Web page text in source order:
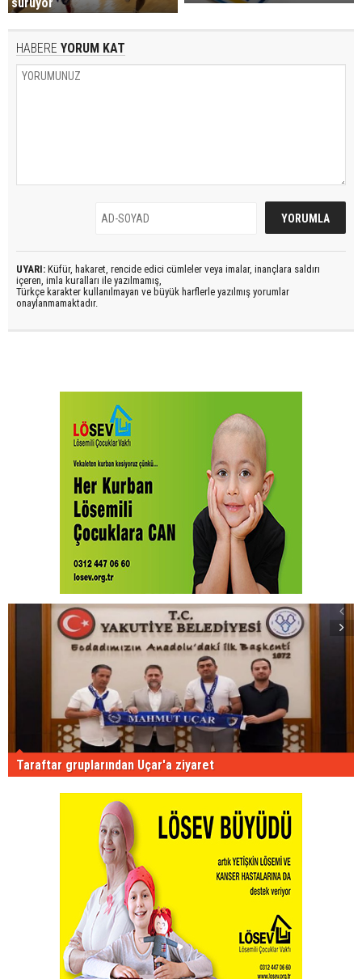
HABERE YORUM KAT
UYARI: Küfür, hakaret, rencide edici cümleler veya imalar, inançlara saldırı
içeren, imla kuralları ile yazılmamış,
Türkçe karakter kullanılmayan ve büyük harflerle yazılmış yorumlar
onaylanmamaktadır.
Taraftar gruplarından Uçar'a ziyaret